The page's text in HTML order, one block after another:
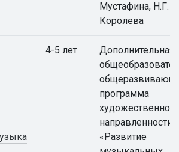
Мустафина, Н.Г.
Королева
4-5 лет
Дополнительная
программа
художественной
направленности
«Развитие